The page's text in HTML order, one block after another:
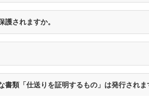
護されますか。
書類「仕送りを証明するもの」は発行されま